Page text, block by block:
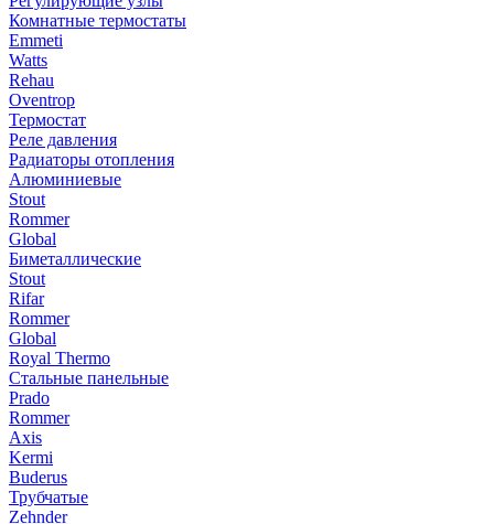
Комнатные термостаты
Emmeti
Watts
Rehau
Oventrop
Термостат
Реле давления
Радиаторы отопления
Алюминиевые
Stout
Rommer
Global
Биметаллические
Stout
Rifar
Rommer
Global
Royal Thermo
Стальные панельные
Prado
Rommer
Axis
Kermi
Buderus
Трубчатые
Zehnder